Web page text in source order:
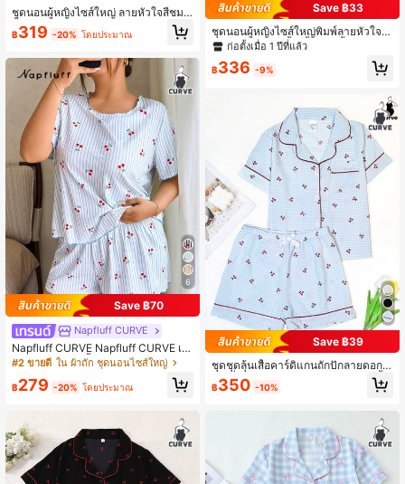
ชุดนอนผู้หญิงไซส์ใหญ่ ลายหัวใจสีชมพู
พื้นดำ ระบาย, ชุดเลานจ์แบบติดกระดุม
ด้านหน้า
฿319 -20% โดยประมาณ
6
Save ฿70
Napfluff CURVE
Napfluff CURVE Napfluff CURVE เสื้
อและกางเกงขาสั้นผู้หญิงไซส์ใหญ่ คอก
ลม แต่งระบาย ลายทางสีฟ้า พิมพ์ลายเ
ชอร์รี่ ผ้าถักริบ แขนสั้น, ชุดนอนลำลองโ
#2 ขายดี ใน ผ้าถัก ชุดนอนไซส์ใหญ่
฿279 -20% โดยประมาณ
Save ฿33
ชุดนอนผู้หญิงไซส์ใหญ่พิมพ์ลายหัวใจ
สำหรับฤดูร้อน, เสื้อเชิ้ตแขนสั้นติดกระดุ
ก่อตั้งเมื่อ 1 ปีที่แล้ว
฿336 -9%
Save ฿39
ชุดชุดลุ้นเสื้อคาร์ดิแกนถักปักลายดอกเ
ชอร์รี่พลัสไซส์ พร้อมปกและกระเป๋า เสื้อ
แขนสั้นพาสชุดนอนสบายๆ และกางเกง
฿350 -10%